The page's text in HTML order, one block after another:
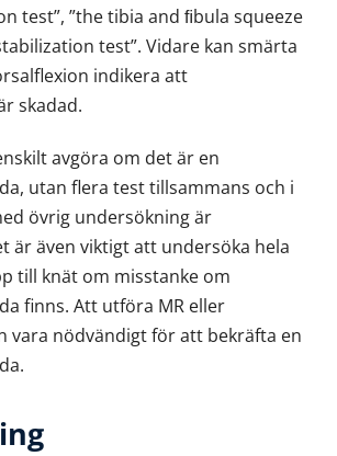
test”, ”the tibia and ﬁbula squeeze
test”. Vidare kan smärta
indikera att
skadad.
avgöra om det är en
utan flera test tillsammans och i
övrig undersökning är
är även viktigt att undersöka hela
till knät om misstanke om
finns. Att utföra MR eller
vara nödvändigt för att bekräfta en